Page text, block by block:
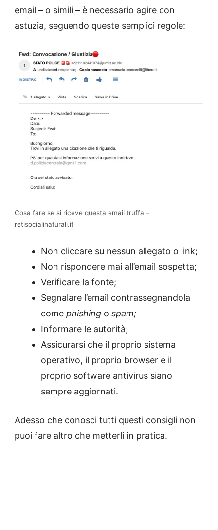
email – o simili – è necessario agire con
astuzia, seguendo queste semplici regole:
Cosa fare se si riceve questa email truffa –
retisocialinaturali.it
Non cliccare su nessun allegato o link;
Non rispondere mai all’email sospetta;
Verificare la fonte;
Segnalare l’email contrassegnandola
come phishing o spam;
Informare le autorità;
Assicurarsi che il proprio sistema
operativo, il proprio browser e il
proprio software antivirus siano
sempre aggiornati.
Adesso che conosci tutti questi consigli non
puoi fare altro che metterli in pratica.